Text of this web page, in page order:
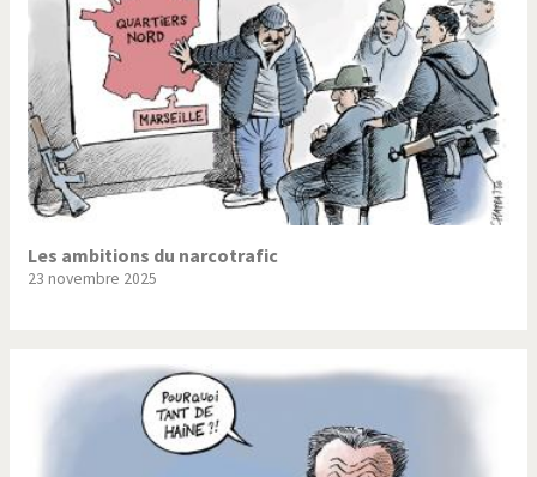
Les ambitions du narcotrafic
23 novembre 2025